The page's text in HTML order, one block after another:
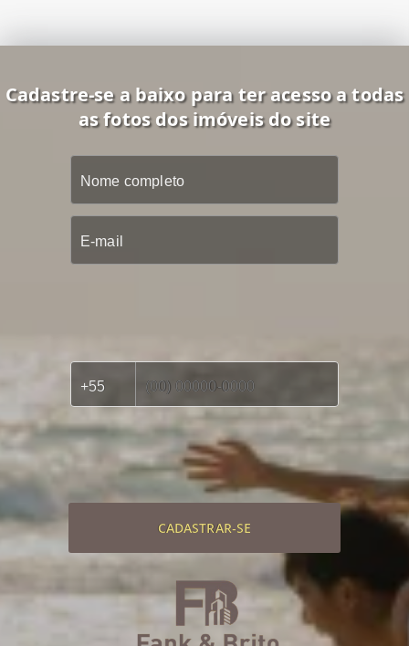
Cadastre-se a baixo para ter acesso a todas
as fotos dos imóveis do site
CADASTRAR-SE